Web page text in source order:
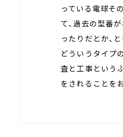
っている電球そ
て、過去の型番
ったりだとか、
どういうタイプ
査と工事という
をされることを